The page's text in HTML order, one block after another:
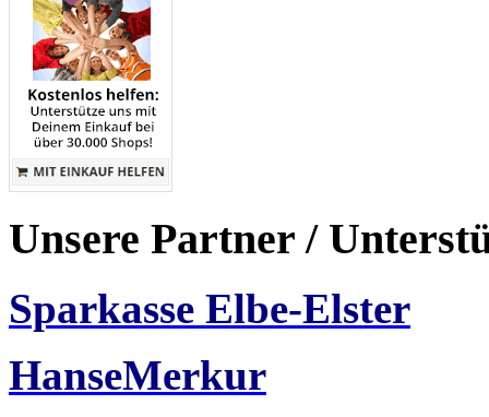
Unsere Partner /
Sparkasse Elbe-Elster
HanseMerkur